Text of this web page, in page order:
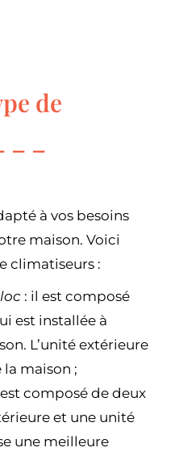
de
à vos besoins
maison. Voici
climatiseurs :
: il est composé
est installée à
L’unité extérieure
la maison ;
composé de deux
et une unité
une meilleure